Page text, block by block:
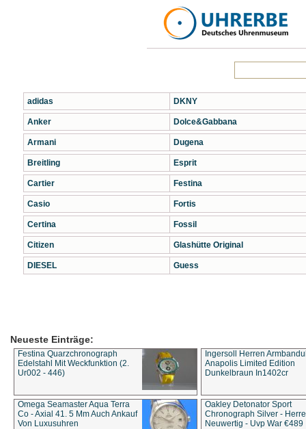
adidas
Anker
Armani
Breitling
Cartier
Casio
Certina
Citizen
DIESEL
DKNY
Dolce&Gabbana
Dugena
Esprit
Festina
Fortis
Fossil
Glashütte Original
Guess
Neueste Einträge:
Festina Quarzchronograph
Edelstahl Mit Weckfunktion (2.
Ur002 - 446)
Ingersoll Herren
Anapolis Limited Edition
Dunkelbraun In1402cr
Omega Seamaster Aqua Terra
Co - Axial 41. 5 Mm Auch Ankauf
Von Luxusuhren
Oakley Detonator Sport
Chronograph Silver -
Neuwertig - Uvp War €489